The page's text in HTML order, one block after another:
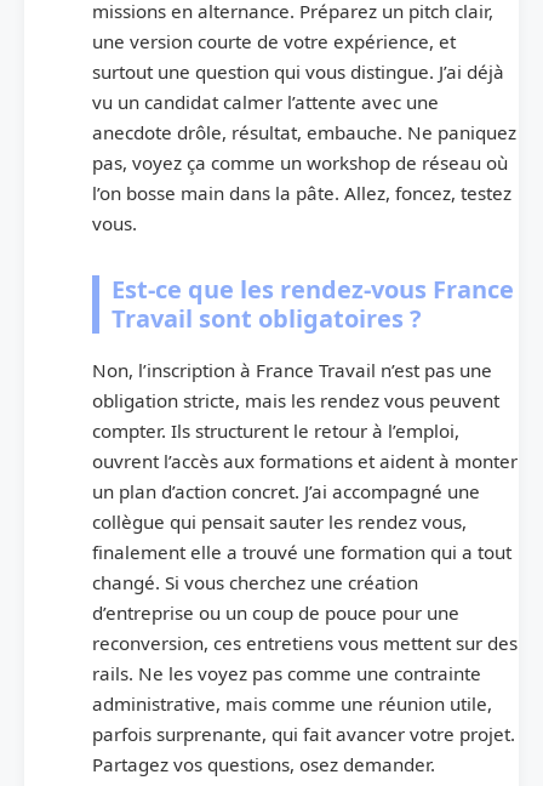
missions en alternance. Préparez un pitch clair,
une version courte de votre expérience, et
surtout une question qui vous distingue. J’ai déjà
vu un candidat calmer l’attente avec une
anecdote drôle, résultat, embauche. Ne paniquez
pas, voyez ça comme un workshop de réseau où
l’on bosse main dans la pâte. Allez, foncez, testez
vous.
Est-ce que les rendez-vous France
Travail sont obligatoires ?
Non, l’inscription à France Travail n’est pas une
obligation stricte, mais les rendez vous peuvent
compter. Ils structurent le retour à l’emploi,
ouvrent l’accès aux formations et aident à monter
un plan d’action concret. J’ai accompagné une
collègue qui pensait sauter les rendez vous,
finalement elle a trouvé une formation qui a tout
changé. Si vous cherchez une création
d’entreprise ou un coup de pouce pour une
reconversion, ces entretiens vous mettent sur des
rails. Ne les voyez pas comme une contrainte
administrative, mais comme une réunion utile,
parfois surprenante, qui fait avancer votre projet.
Partagez vos questions, osez demander.